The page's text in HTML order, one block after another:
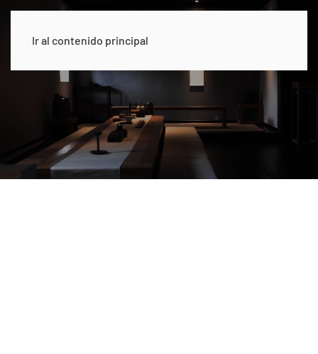
Ir al contenido principal